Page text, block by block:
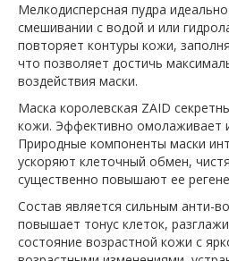
Мелкодисперсная пудра
смешивании с водой и или
повторяет контуры кожи,
что позволяет достичь
воздействия маски.
Маска королевская ZAID
кожи. Эффективно омолаживает
Природные компоненты маски
ускоряют клеточный обмен,
существенно повышают ее
Состав является сильным анти-
повышает тонус клеток,
состояние возрастной кожи с